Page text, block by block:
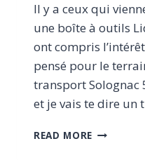
Il y a ceux qui
une boîte à outils
ont compris
pensé pour le
transport Solognac
et je vais te dire un
READ MORE SOLOGNAC